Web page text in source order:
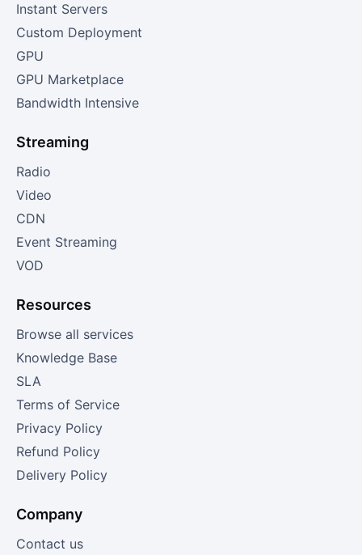
Instant Servers
Custom Deployment
GPU
GPU Marketplace
Bandwidth Intensive
Streaming
Radio
Video
CDN
Event Streaming
VOD
Resources
Browse all services
Knowledge Base
SLA
Terms of Service
Privacy Policy
Refund Policy
Delivery Policy
Company
Contact us